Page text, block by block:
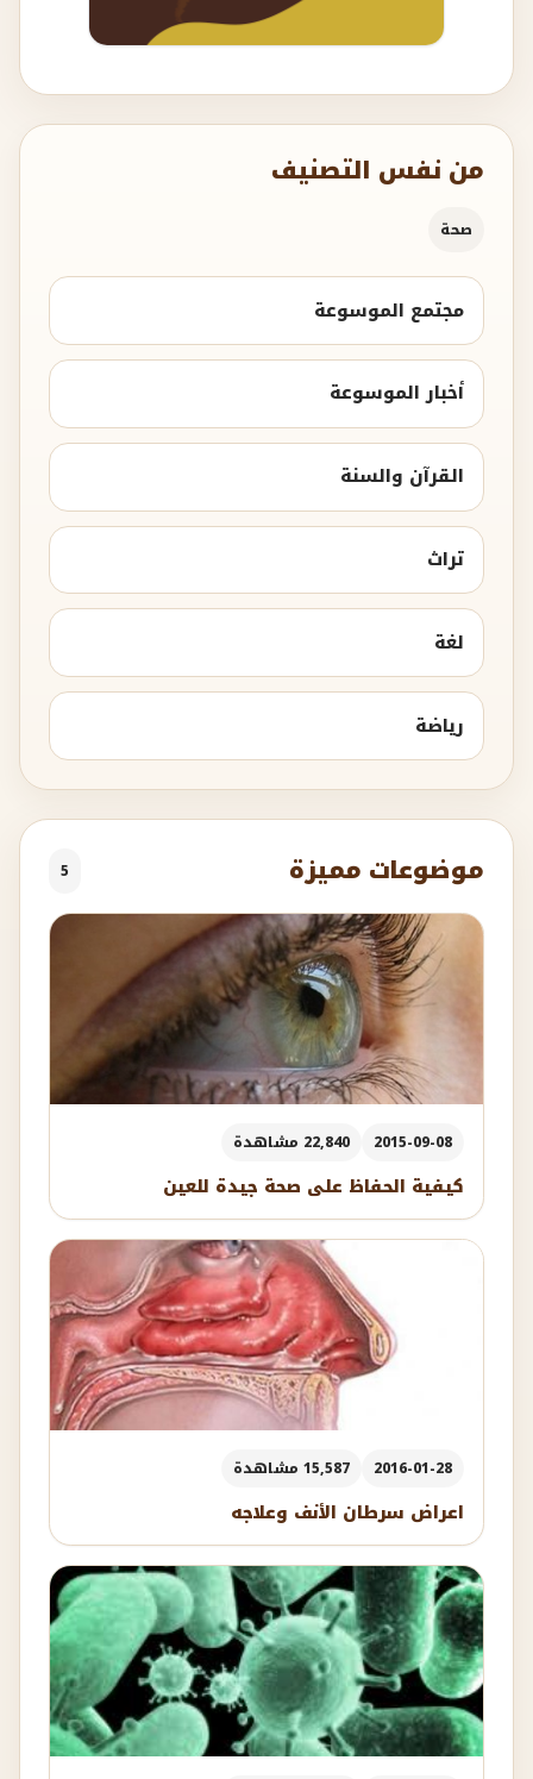
من نفس التصنيف
صحة
مجتمع الموسوعة
أخبار الموسوعة
القرآن والسنة
تراث
لغة
رياضة
موضوعات مميزة 5
2015-09-08 22,840 مشاهدة
كيفية الحفاظ على صحة جيدة للعين
2016-01-28 15,587 مشاهدة
اعراض سرطان الأنف وعلاجه